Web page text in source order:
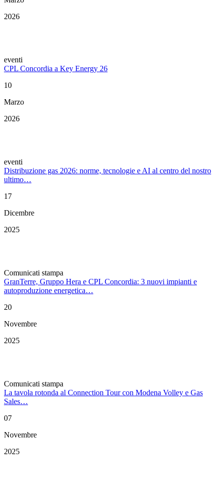
2026
eventi
CPL Concordia a Key Energy 26
10
Marzo
2026
eventi
Distribuzione gas 2026: norme, tecnologie e AI al centro del nostro
ultimo…
17
Dicembre
2025
Comunicati stampa
GranTerre, Gruppo Hera e CPL Concordia: 3 nuovi impianti e
autoproduzione energetica…
20
Novembre
2025
Comunicati stampa
La tavola rotonda al Connection Tour con Modena Volley e Gas
Sales…
07
Novembre
2025